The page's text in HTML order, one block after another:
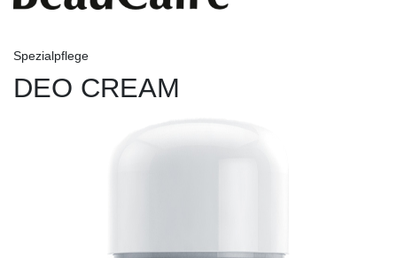
Spezialpflege
DEO CREAM